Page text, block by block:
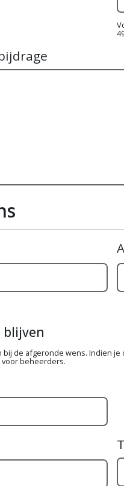
blijven
bij de afgeronde wens. Indien
voor beheerders.